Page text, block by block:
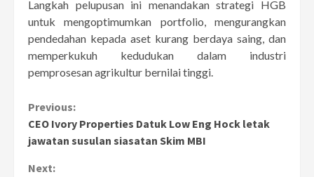
Langkah pelupusan ini menandakan strategi HGB
untuk mengoptimumkan portfolio, mengurangkan
pendedahan kepada aset kurang berdaya saing, dan
memperkukuh kedudukan dalam industri
pemprosesan agrikultur bernilai tinggi.
Continue
Reading
Previous:
CEO Ivory Properties Datuk Low Eng Hock letak
jawatan susulan siasatan Skim MBI
Next: